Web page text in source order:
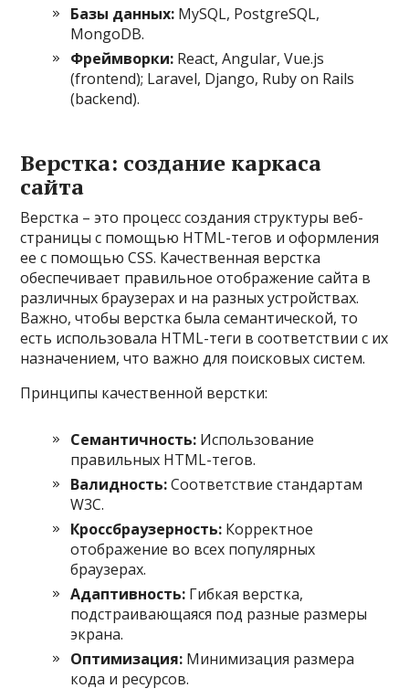
Базы данных: MySQL, PostgreSQL,
MongoDB.
Фреймворки: React, Angular, Vue.js
(frontend); Laravel, Django, Ruby on Rails
(backend).
Верстка: создание каркаса
сайта
Верстка – это процесс создания структуры веб-
страницы с помощью HTML-тегов и оформления
ее с помощью CSS. Качественная верстка
обеспечивает правильное отображение сайта в
различных браузерах и на разных устройствах.
Важно, чтобы верстка была семантической, то
есть использовала HTML-теги в соответствии с их
назначением, что важно для поисковых систем.
Принципы качественной верстки:
Семантичность: Использование
правильных HTML-тегов.
Валидность:Соответствие стандартам
W3C.
Кроссбраузерность: Корректное
отображение во всех популярных
браузерах.
Адаптивность: Гибкая верстка,
подстраивающаяся под разные размеры
экрана.
Оптимизация: Минимизация размера
кода и ресурсов.